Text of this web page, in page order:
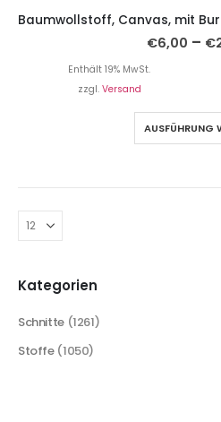
€6,00 – €
Enthält 19% MwSt.
zzgl. Versand
AUSFÜHRUNG
Kategorien
Schnitte (1261)
Stoffe (1050)